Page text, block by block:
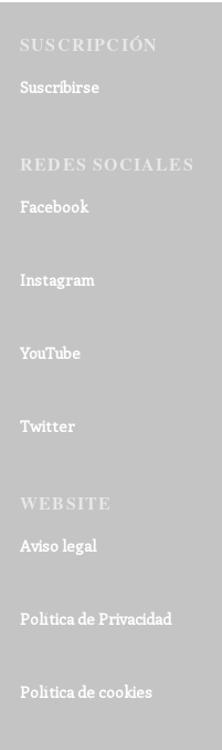
SUSCRIPCIÓN
Suscribirse
REDES SOCIALES
Facebook
Instagram
YouTube
Twitter
WEBSITE
Aviso legal
Política de Privacidad
Política de cookies